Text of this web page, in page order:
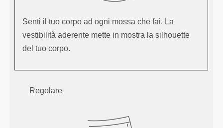
Senti il tuo corpo ad ogni mossa che fai. La
vestibilità aderente mette in mostra la silhouette
del tuo corpo.
Regolare